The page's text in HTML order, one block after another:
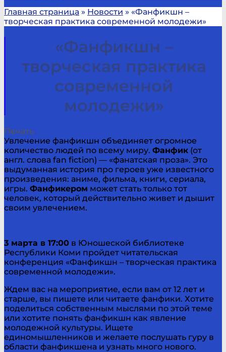
Главная страница » Новости » «Фанфикшн –
творческая практика современной молодежи»
«Фанфикшн –
творческая практика
современной
молодежи»
Печать
Увлечение фанфикшн объединяет огромное
количество людей по всему миру. Фанфик (от
англ. слова fan fiction) — «фанатская проза». Это
выдуманная история про героев уже известного
произведения: аниме, фильма, книги, сериала,
игры. Фанфикером может стать только тот
человек, который действительно живет и дышит
своим увлечением.
3 марта в 17:00 в Юношеской библиотеке
Республики Коми пройдет читательская
конференция «Фанфикшн – творческая практика
современной молодежи».
Ждем вас на мероприятие, если вам от 12 лет и
старше, вы пишете или читаете фанфики. Хотите
поделиться собственным мыслями по этой теме
или хотите понять фанфикшн как явление
молодежной культуры. Ищете
единомышленников и желаете послушать гуру в
области фанфикшена и узнать много нового.